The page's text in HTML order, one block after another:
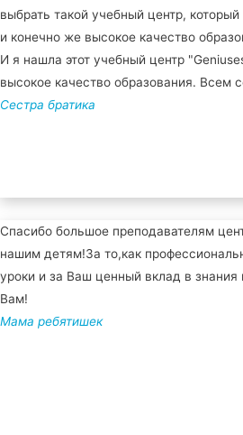
выбрать такой учебный центр,
и конечно же высокое качество
И я нашла этот учебный центр
высокое качество образования. Всем
Сестра братика
Спасибо большое преподавателям
нашим детям!За то,как
уроки и за Ваш ценный вклад в
Вам!
Мама ребятишек